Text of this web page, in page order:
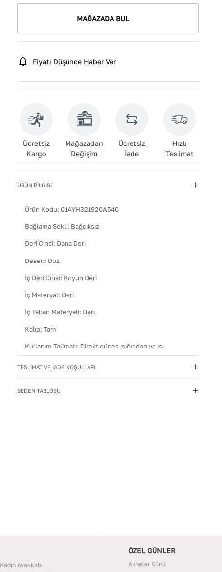
MAĞAZADA BUL
Fiyatı Düşünce Haber Ver
Ücretsiz
Kargo
Mağazadan
Değişim
Ücretsiz
İade
Hızlı
Teslimat
ÜRÜN BİLGİSİ
Ürün Kodu:01AYH321920A540
Bağlama Şekli: Bağcıksız
Deri Cinsi: Dana Deri
Desen: Düz
İç Deri Cinsi: Koyun Deri
İç Materyal: Deri
İç Taban Materyali: Deri
Kalıp:Tam
Kullanım Talimatı: Direkt güneş ışığından ve ısı
kaynaklarından uzak tutun.
Hakiki Deri
Menşei:Türkiye
TESLİMAT VE İADE KOŞULLARI
BEDEN TABLOSU
Kadın Ayakkabı
ÖZEL GÜNLER
Anneler Günü